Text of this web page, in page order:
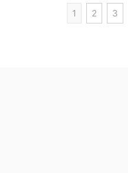
1 2 3